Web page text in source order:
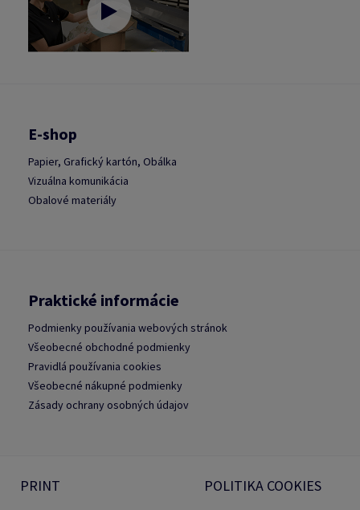
E-shop
Papier, Grafický kartón, Obálka
Vizuálna komunikácia
Obalové materiály
Praktické informácie
Podmienky používania webových stránok
Všeobecné obchodné podmienky
Pravidlá používania cookies
Všeobecné nákupné podmienky
Zásady ochrany osobných údajov
PRINT
POLITIKA COOKIES